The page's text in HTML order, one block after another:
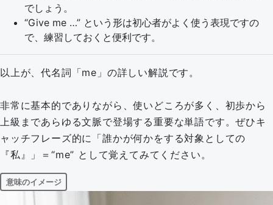
でしょう。
“Give me …” という形は初心者がよく使う表現ですの
で、練習しておくと便利です。
以上が、代名詞「me」の詳しい解説です。
非常に基本的でありながら、使いどころが多く、初歩から
上級まであらゆる文脈で登場する重要な単語です。ぜひキ
ャッチフレーズ的に「誰かが何かをする対象としての
『私』」＝“me” として覚えてみてください。
意味のイメージ